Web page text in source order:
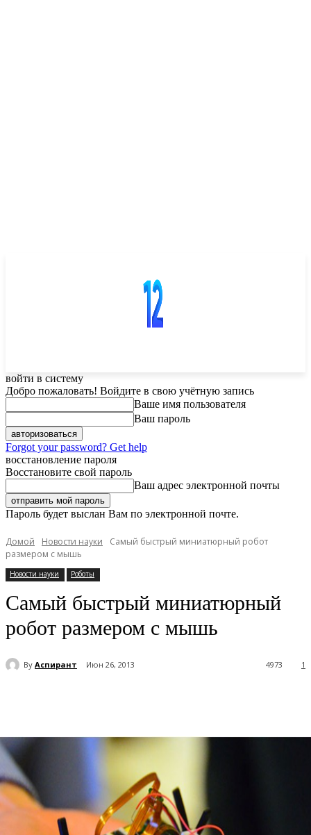
войти в систему
Добро пожаловать! Войдите в свою учётную запись
Ваше имя пользователя
Ваш пароль
Forgot your password? Get help
восстановление пароля
Восстановите свой пароль
Ваш адрес электронной почты
Пароль будет выслан Вам по электронной почте.
Домой Новости науки
Самый быстрый миниатюрный робот
размером с мышь
Новости науки Роботы
Самый быстрый миниатюрный
робот размером с мышь
By Аспирант Июн 26, 2013 1
4973